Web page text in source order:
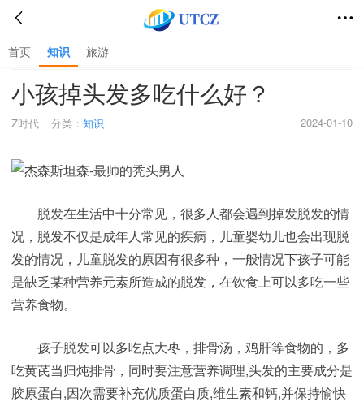
首页 知识 旅游
首页 知识>
小孩掉头发多吃什么好？
Z时代 2024-01-10
分类： 知识
脱发在生活中十分常见，很多人都会遇到掉发脱发的情
况，脱发不仅是成年人常见的疾病，儿童婴幼儿也会出现脱
发的情况，儿童脱发的原因有很多种，一般情况下孩子可能
是缺乏某种营养元素所造成的脱发，在饮食上可以多吃一些
营养食物。
孩子脱发可以多吃点大枣，排骨汤，鸡肝等食物的，多
吃黄芪当归炖排骨，同时要注意营养调理,头发的主要成分是
胶原蛋白,因次需要补充优质蛋白质,维生素和钙,并保持愉快